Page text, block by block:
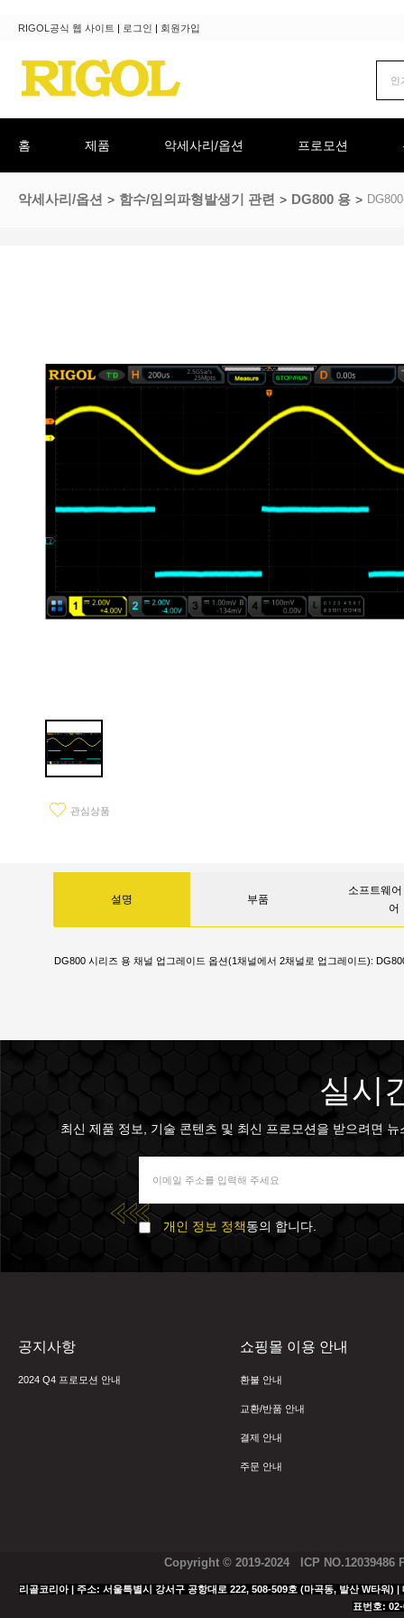
RIGOL공식 웹 사이트 | 로그인 | 회원가입
홈 제품 악세사리/옵션 프로모션
악세사리/옵션 함수/임의파형발생기 관련 DG800 용
관심상품
설명 부품
소프트웨
어
DG800 시리즈 용 채널 업그레이드 옵션(1채널에서 2채널로 업그레이드):
실시
최신 제품 정보, 기술 콘텐츠 및 최신 프로모션을 받으려면
개인 정보 정책동의 합니다.
공지사항
2024 Q4 프로모션 안내
쇼핑몰 이용 안내
환불 안내
교환/반품 안내
결제 안내
주문 안내
Copyright © 2019-2024 ICP NO.12039486
리골코리아 | 주소: 서울특별시 강서구 공항대로 222, 508-509호 (마곡동, 발산 W타
표번호: